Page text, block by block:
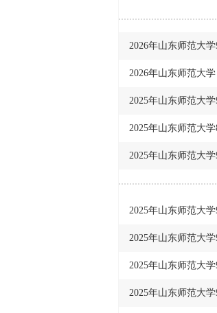
2026年山东师范大
2026年山东师范大
2025年山东师范大
2025年山东师范大
2025年山东师范大
2025年山东师范大
2025年山东师范大
2025年山东师范大
2025年山东师范大